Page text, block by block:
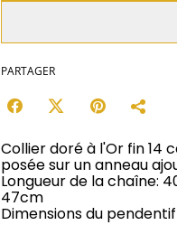
PARTAGER
Collier doré à l'Or fin 14
posée sur un anneau
Longueur de la chaîne:
47cm
Dimensions du pendentif